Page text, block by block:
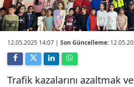
12.05.2025 14:07 | Son Güncelleme:
Trafik kazalarını azaltmak